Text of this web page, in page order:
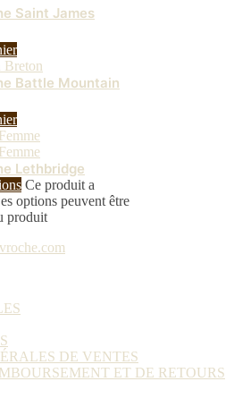
Saint James
Battle Mountain
Lethbridge
Ce produit a
options peuvent être
produit
DE VENTES
ET DE RETOURS